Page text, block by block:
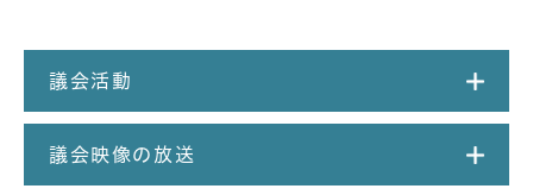
議会活動
議会映像の放送